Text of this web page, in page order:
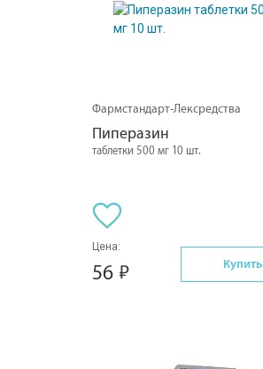
Фармстандарт-Лексредства
Пиперазин
таблетки 500 мг 10 шт.
Цена:
56 Купить